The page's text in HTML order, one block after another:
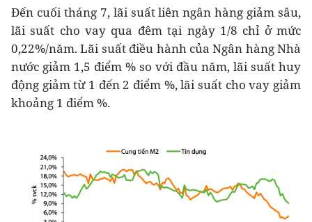
Đến cuối tháng 7, lãi suất liên ngân hàng giảm sâu,
lãi suất cho vay qua đêm tại ngày 1/8 chỉ ở mức
0,22%/năm. Lãi suất điều hành của Ngân hàng Nhà
nước giảm 1,5 điểm % so với đầu năm, lãi suất huy
động giảm từ 1 đến 2 điểm %, lãi suất cho vay giảm
khoảng 1 điểm %.